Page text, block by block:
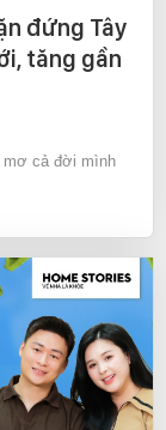
đứng Tây
tăng gần
mơ cả đời mình